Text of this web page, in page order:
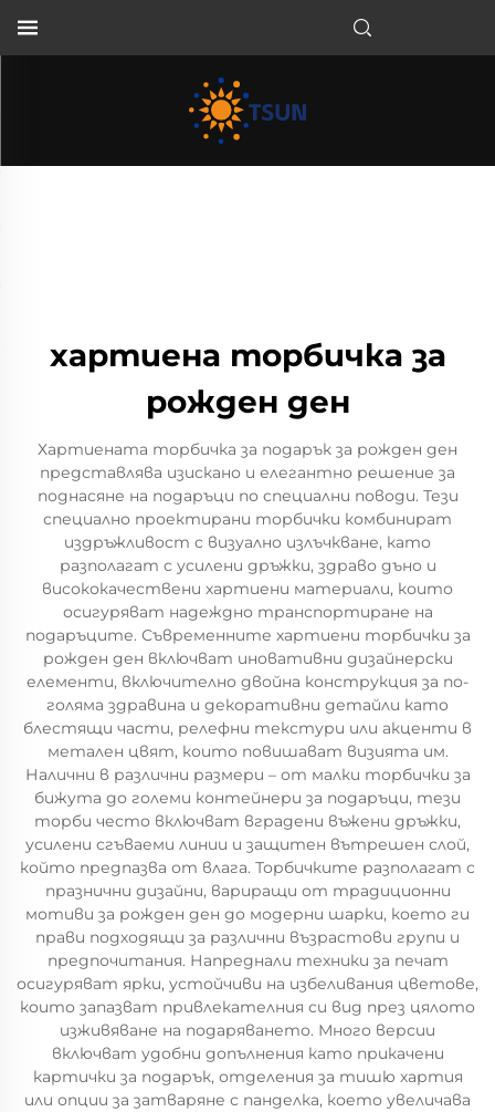
хартиена торбичка за
рожден ден
Хартиената торбичка за подарък за рожден ден
представлява изискано и елегантно решение за
поднасяне на подаръци по специални поводи. Тези
специално проектирани торбички комбинират
издръжливост с визуално излъчкване, като
разполагат с усилени дръжки, здраво дъно и
висококачествени хартиени материали, които
осигуряват надеждно транспортиране на
подаръците. Съвременните хартиени торбички за
рожден ден включват иновативни дизайнерски
елементи, включително двойна конструкция за по-
голяма здравина и декоративни детайли като
блестящи части, релефни текстури или акценти в
метален цвят, които повишават визията им.
Налични в различни размери – от малки торбички за
бижута до големи контейнери за подаръци, тези
торби често включват вградени въжени дръжки,
усилени сгъваеми линии и защитен вътрешен слой,
който предпазва от влага. Торбичките разполагат с
празнични дизайни, вариращи от традиционни
мотиви за рожден ден до модерни шарки, което ги
прави подходящи за различни възрастови групи и
предпочитания. Напреднали техники за печат
осигуряват ярки, устойчиви на избеливания цветове,
които запазват привлекателния си вид през цялото
изживяване на подаряването. Много версии
включват удобни допълнения като прикачени
картички за подарък, отделения за тишю хартия
или опции за затваряне с панделка, което увеличава